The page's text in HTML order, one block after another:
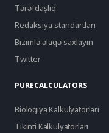
Tərəfdaşlıq
Redaksiya standartları
Bizimlə əlaqə saxlayın
Twitter
PURECALCULATORS
Biologiya Kalkulyatorları
Tikinti Kalkulyatorları